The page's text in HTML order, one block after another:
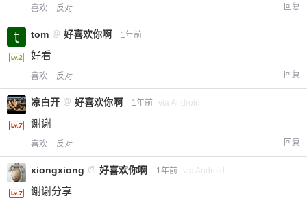
喜欢 反对 回复
tom @ 好喜欢你啊 1年前
好看
喜欢 反对 回复
凉白开 @ 好喜欢你啊 1年前 via Android
谢谢
喜欢 反对 回复
xiongxiong @ 好喜欢你啊 1年前 via Android
谢谢分享